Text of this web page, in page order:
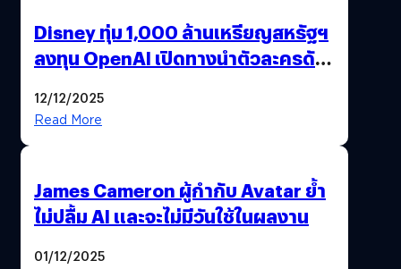
Disney ทุ่ม 1,000 ล้านเหรียญสหรัฐฯ
ลงทุน OpenAI เปิดทางนำตัวละครดัง
12/12/2025
Read More
James Cameron ผู้กำกับ Avatar ย้ำ
ไม่ปลื้ม AI และจะไม่มีวันใช้ในผลงาน
01/12/2025